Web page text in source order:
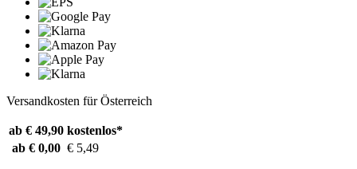
Versandkosten für Österreich
ab € 49,90 kostenlos*
ab € 0,00 € 5,49